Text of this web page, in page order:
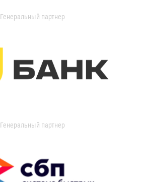
Генеральный партнер
Генеральный партнер